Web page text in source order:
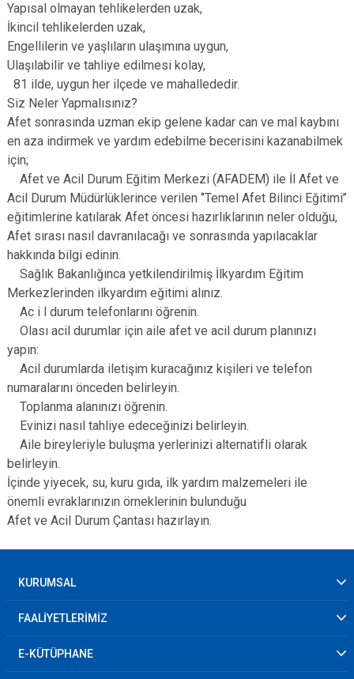
Yapısal olmayan tehlikelerden uzak,
İkincil tehlikelerden uzak,
Engellilerin ve yaşlıların ulaşımına uygun,
Ulaşılabilir ve tahliye edilmesi kolay,
81 ilde, uygun her ilçede ve mahallededir.
Siz Neler Yapmalısınız?
Afet sonrasında uzman ekip gelene kadar can ve mal kaybını
en aza indirmek ve yardım edebilme becerisini kazanabilmek
için;
Afet ve Acil Durum Eğitim Merkezi (AFADEM) ile İl Afet ve
Acil Durum Müdürlüklerince verilen ‘’Temel Afet Bilinci Eğitimi’’
eğitimlerine katılarak Afet öncesi hazırlıklarının neler olduğu,
Afet sırası nasıl davranılacağı ve sonrasında yapılacaklar
hakkında bilgi edinin.
Sağlık Bakanlığınca yetkilendirilmiş İlkyardım Eğitim
Merkezlerinden ilkyardım eğitimi alınız.
Ac i l durum telefonlarını öğrenin.
Olası acil durumlar için aile afet ve acil durum planınızı
yapın:
Acil durumlarda iletişim kuracağınız kişileri ve telefon
numaralarını önceden belirleyin.
Toplanma alanınızı öğrenin.
Evinizi nasıl tahliye edeceğinizi belirleyin.
Aile bireyleriyle buluşma yerlerinizi alternatifli olarak
belirleyin.
İçinde yiyecek, su, kuru gıda, ilk yardım malzemeleri ile
önemli evraklarınızın örneklerinin bulunduğu
Afet ve Acil Durum Çantası hazırlayın.
KURUMSAL
FAALİYETLERİMİZ
E-KÜTÜPHANE